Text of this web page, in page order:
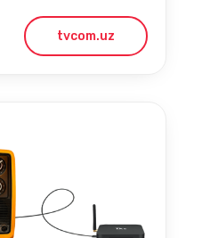
tvcom.uz